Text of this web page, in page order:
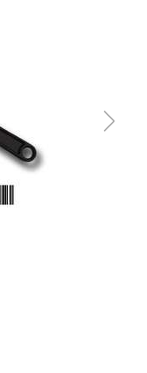
Reservdelar
Sprängskisser